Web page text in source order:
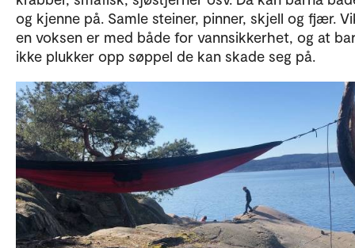
og kjenne på. Samle steiner, pinner, skjell og fjær.
en voksen er med både for vannsikkerhet, og at
ikke plukker opp søppel de kan skade seg på.